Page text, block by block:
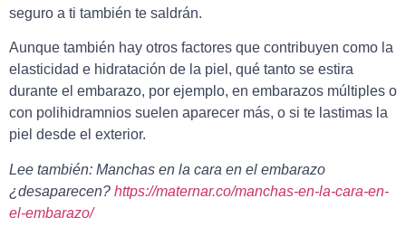
seguro a ti también te saldrán.
Aunque también hay otros factores que contribuyen como la
elasticidad e hidratación de la piel, qué tanto se estira
durante el embarazo, por ejemplo, en embarazos múltiples o
con polihidramnios suelen aparecer más, o si te lastimas la
piel desde el exterior.
Lee también: Manchas en la cara en el embarazo
¿desaparecen? https://maternar.co/manchas-en-la-cara-en-
el-embarazo/